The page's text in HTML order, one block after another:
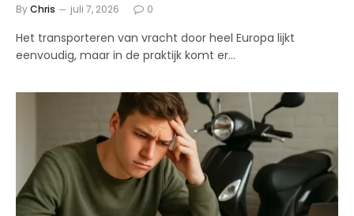
ByChris juli 7, 2026 0
Het transporteren van vracht door heel Europa lijkt
eenvoudig, maar in de praktijk komt er…